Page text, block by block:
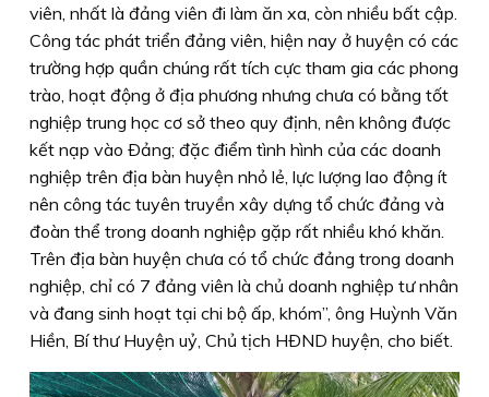
viên, nhất là đảng viên đi làm ăn xa, còn nhiều bất cập.
Công tác phát triển đảng viên, hiện nay ở huyện có các
trường hợp quần chúng rất tích cực tham gia các phong
trào, hoạt động ở địa phương nhưng chưa có bằng tốt
nghiệp trung học cơ sở theo quy định, nên không được
kết nạp vào Ðảng; đặc điểm tình hình của các doanh
nghiệp trên địa bàn huyện nhỏ lẻ, lực lượng lao động ít
nên công tác tuyên truyền xây dựng tổ chức đảng và
đoàn thể trong doanh nghiệp gặp rất nhiều khó khăn.
Trên địa bàn huyện chưa có tổ chức đảng trong doanh
nghiệp, chỉ có 7 đảng viên là chủ doanh nghiệp tư nhân
và đang sinh hoạt tại chi bộ ấp, khóm”, ông Huỳnh Văn
Hiền, Bí thư Huyện uỷ, Chủ tịch HÐND huyện, cho biết.